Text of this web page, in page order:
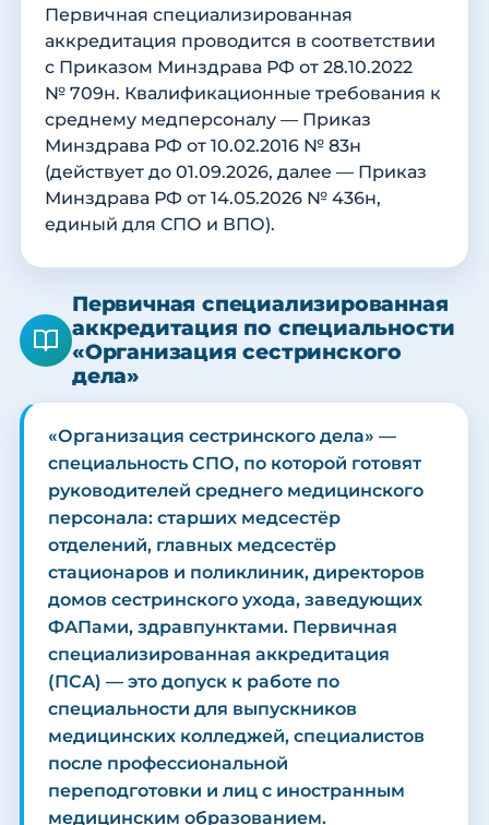
Первичная специализированная
аккредитация проводится в соответствии
с Приказом Минздрава РФ от 28.10.2022
№ 709н. Квалификационные требования к
среднему медперсоналу — Приказ
Минздрава РФ от 10.02.2016 № 83н
(действует до 01.09.2026, далее — Приказ
Минздрава РФ от 14.05.2026 № 436н,
единый для СПО и ВПО).
Первичная специализированная
аккредитация по специальности
«Организация сестринского
дела»
«Организация сестринского дела» —
специальность СПО, по которой готовят
руководителей среднего медицинского
персонала: старших медсестёр
отделений, главных медсестёр
стационаров и поликлиник, директоров
домов сестринского ухода, заведующих
ФАПами, здравпунктами. Первичная
специализированная аккредитация
(ПСА) — это допуск к работе по
специальности для выпускников
медицинских колледжей, специалистов
после профессиональной
переподготовки и лиц с иностранным
медицинским образованием.